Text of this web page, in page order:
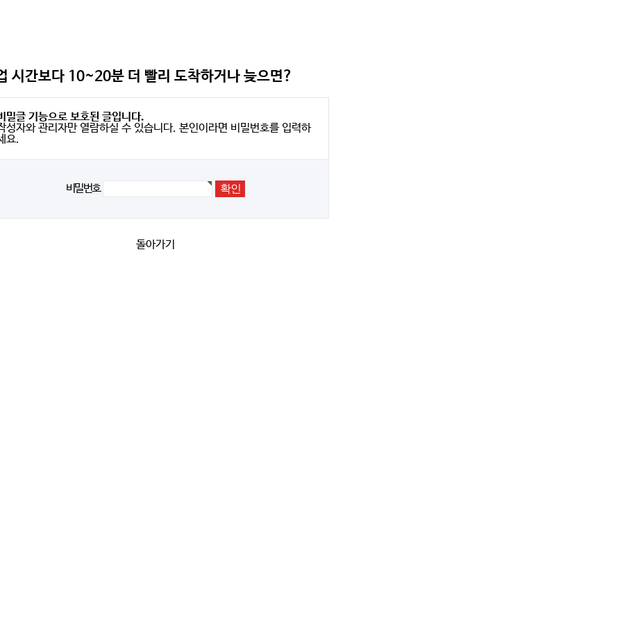
시간보다 10~20분 더 빨리 도착하거나 늦으면?
밀글 기능으로 보호된 글입니다.
성자와 관리자만 열람하실 수 있습니다. 본인이라면 비밀번호를 입력하
요.
비밀번호
돌아가기